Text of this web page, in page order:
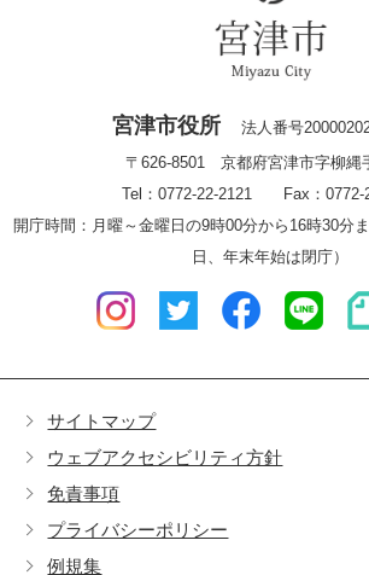
サイトマップ
ウェブアクセシビリティ方針
免責事項
プライバシーポリシー
例規集
宮津市役所
法人番号
〒626-8501 京都府宮津市字柳縄
Tel：0772-22-2121 Fax：0772-
開庁時間：月曜～金曜日の9時00分から16時30分
日、年末年始は閉庁）